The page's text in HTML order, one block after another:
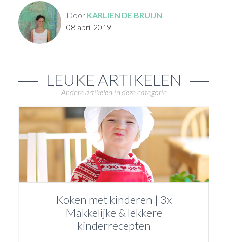
Door KARLIEN DE BRUIJN
08 april 2019
LEUKE ARTIKELEN
Andere artikelen in deze categorie
Koken met kinderen | 3x
Makkelijke & lekkere
kinderrecepten